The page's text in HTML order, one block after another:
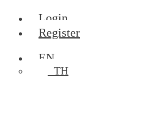
Login
Register
EN
TH